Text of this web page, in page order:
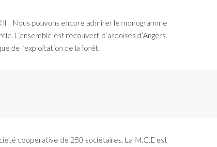
Nous pouvons encore admirer le monogramme
L’ensemble est recouvert d’ardoises d’Angers.
de l’exploitation de la forêt.
coopérative de 250 sociétaires. La M.C.E est